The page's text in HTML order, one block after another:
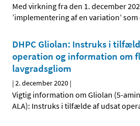
Med virkning fra den 1. december
’implementering af en variation’
DHPC Gliolan: Instruks i
operation og information om
lavgradsgliom
|2. december 2020 |
Vigtig information om Gliolan (5-
ALA): Instruks i tilfælde af udsat